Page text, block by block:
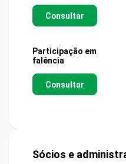
Consultar
Participação em
falência
Consultar
Sócios e